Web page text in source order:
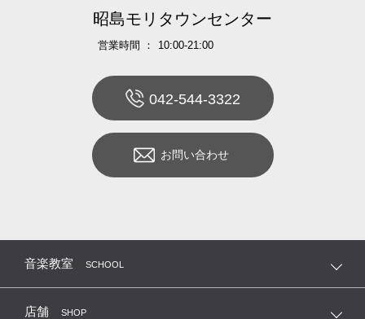
昭島モリタウンセンター
営業時間 ： 10:00-21:00
042-544-3322
お問い合わせ
音楽教室 SCHOOL
店舗 SHOP